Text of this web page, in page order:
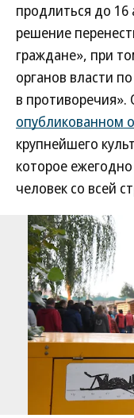
продлиться до
решение
граждане», при
органов власти
в противоречия».
опубликованном
крупнейшего
которое
человек со всей